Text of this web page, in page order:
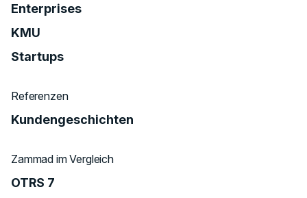
Enterprises
KMU
Startups
Referenzen
Kundengeschichten
Zammad im Vergleich
OTRS 7